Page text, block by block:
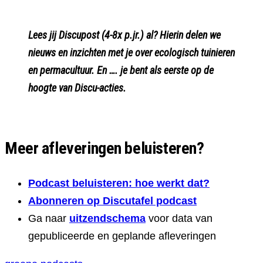
Lees jij Discupost (4-8x p.jr.) al? Hierin delen we
nieuws en inzichten met je over ecologisch tuinieren
en permacultuur. En …. je bent als eerste op de
hoogte van Discu-acties.
Meer afleveringen beluisteren?
Podcast beluisteren: hoe werkt dat?
Abonneren op Discutafel podcast
Ga naar uitzendschema voor data van
gepubliceerde en geplande afleveringen